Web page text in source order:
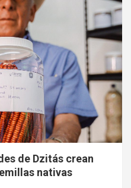
de Dzitás crean
nativas